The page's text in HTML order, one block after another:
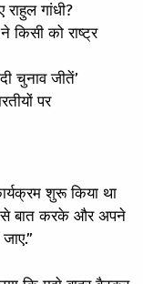
राहुल गांधी?
किसी को राष्ट्र
चुनाव जीतें’
पर
शुरू किया था
से बात करके और अपने